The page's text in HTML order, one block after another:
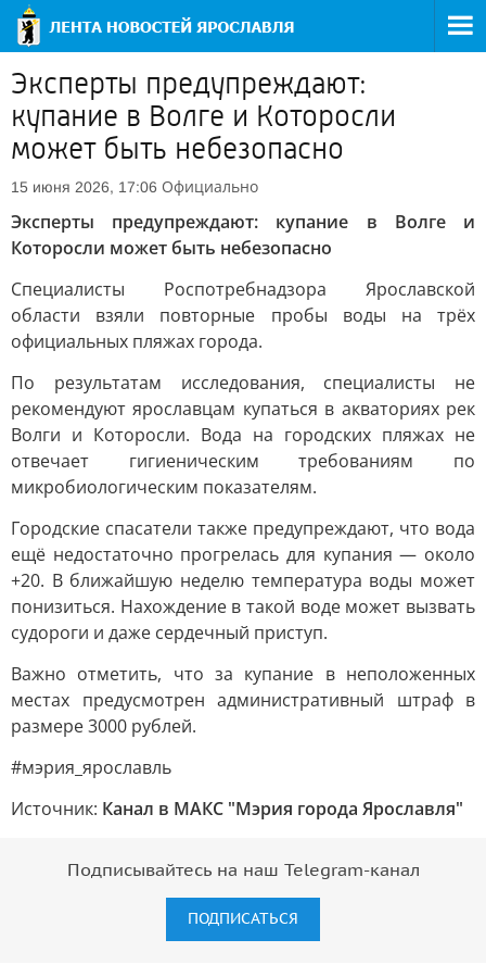
Эксперты предупреждают:
купание в Волге и Которосли
может быть небезопасно
15 июня 2026, 17:06 Официально
Эксперты предупреждают: купание в Волге и
Которосли может быть небезопасно
Специалисты Роспотребнадзора Ярославской
области взяли повторные пробы воды на трёх
официальных пляжах города.
По результатам исследования, специалисты не
рекомендуют ярославцам купаться в акваториях рек
Волги и Которосли. Вода на городских пляжах не
отвечает гигиеническим требованиям по
микробиологическим показателям.
Городские спасатели также предупреждают, что вода
ещё недостаточно прогрелась для купания — около
+20. В ближайшую неделю температура воды может
понизиться. Нахождение в такой воде может вызвать
судороги и даже сердечный приступ.
Важно отметить, что за купание в неположенных
местах предусмотрен административный штраф в
размере 3000 рублей.
#мэрия_ярославль
Источник: Канал в МАКС "Мэрия города Ярославля"
Подписывайтесь на наш Telegram-канал
ПОДПИСАТЬСЯ